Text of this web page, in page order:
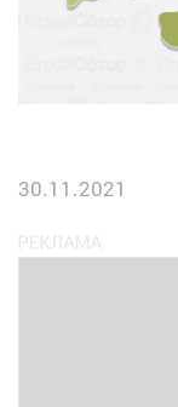
30.11.2021